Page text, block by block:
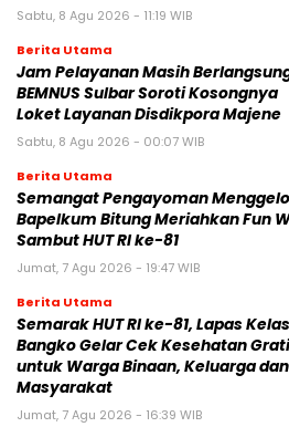
Sabtu, 8 Agu 2026 - 11:19 WIB
Berita Utama
Jam Pelayanan Masih
BEMNUS Sulbar Soroti Kosongnya
Loket Layanan Disdikpora Majene
Sabtu, 8 Agu 2026 - 00:07 WIB
Berita Utama
Semangat Pengayoman
Bapelkum Bitung Meriahkan Fun
Sambut HUT RI ke-81
Jumat, 7 Agu 2026 - 19:47 WIB
Berita Utama
Semarak HUT RI ke-81, Lapas
Bangko Gelar Cek Kesehatan
untuk Warga Binaan, Keluarga dan
Masyarakat
Jumat, 7 Agu 2026 - 16:39 WIB